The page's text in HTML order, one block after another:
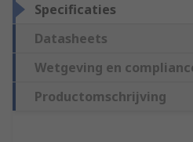
Specificaties
Datasheets
Wetgeving en
Productomschrijving